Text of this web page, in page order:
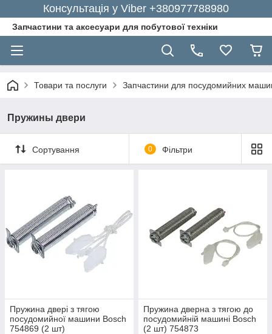
Консультація у Viber +380977788980
Запчастини та аксесуари для побутової техніки
Товари та послуги Запчастини для посудомийних
Пружины двери
Сортування 0 Фільтри
Пружина двері з тягою
посудомийної машини Bosch
754869 (2 шт)
Пружина дверна з тягою до
посудомийній машині Bosch
(2 шт) 754873